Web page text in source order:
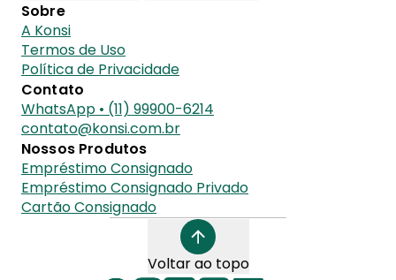
Sobre
A Konsi
Termos de Uso
Política de Privacidade
Contato
WhatsApp • (11) 99900-6214
contato@konsi.com.br
Nossos Produtos
Empréstimo Consignado
Empréstimo Consignado Privado
Cartão Consignado
Voltar ao topo